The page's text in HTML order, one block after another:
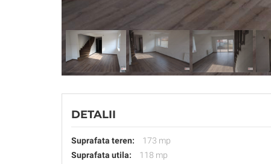
DETALII
Suprafata teren:
173 mp
Suprafata utila:
118 mp